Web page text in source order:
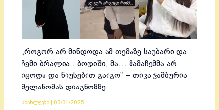
„როგორ არ მინდოდა ამ თემაზე საუბარი და
ჩემი ბრალია.. ბოდიში, მა… მამაჩემმა არ
იცოდა და ნიუსებით გაიგო“ – თიკა ჯამბურია
მელანომას დიაგნოზზე
სიახლეები 03/31/2025